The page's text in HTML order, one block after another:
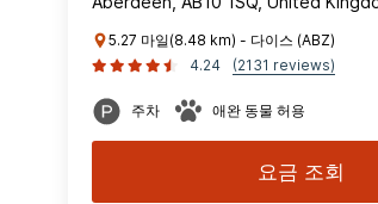
5.27 마일(8.48 km) - 다이스 (ABZ)
4.24
(2131 reviews)
주차 애완 동물 허용
요금 조회